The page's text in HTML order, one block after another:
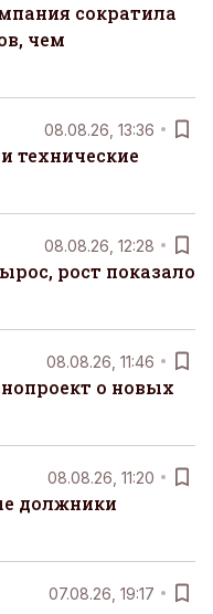
сократила
чем
08.08.26, 13:36
технические
08.08.26, 12:28
рост показало
08.08.26, 11:46
о новых
08.08.26, 11:20
должники
07.08.26, 19:17